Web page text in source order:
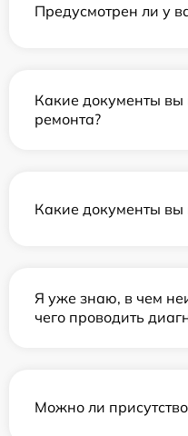
Предусмотрен ли у
Какие документы вы
ремонта?
Какие документы вы
Я уже знаю, в чем
чего проводить
Можно ли